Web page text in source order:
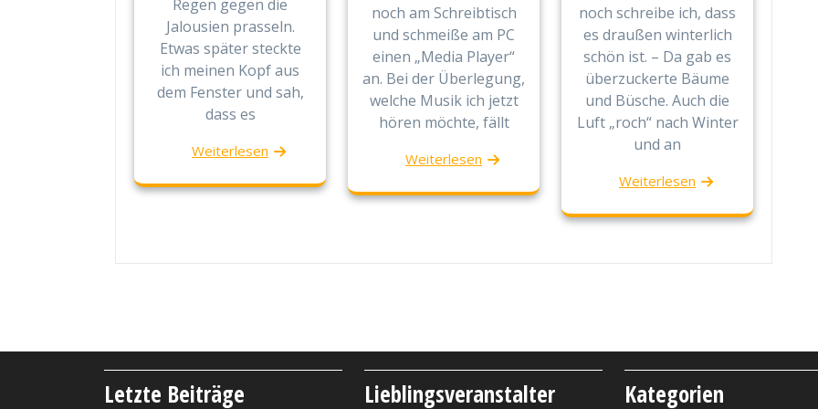
Regen gegen die
Jalousien prasseln.
Etwas später steckte
ich meinen Kopf aus
dem Fenster und sah,
dass es
Weiterlesen
noch am Schreibtisch
und schmeiße am PC
einen „Media Player“
an. Bei der Überlegung,
welche Musik ich jetzt
hören möchte, fällt
Weiterlesen
noch schreibe ich, dass
es draußen winterlich
schön ist. – Da gab es
überzuckerte Bäume
und Büsche. Auch die
Luft „roch“ nach Winter
und an
Weiterlesen
Letzte Beiträge Lieblingsveranstalter Kategorien